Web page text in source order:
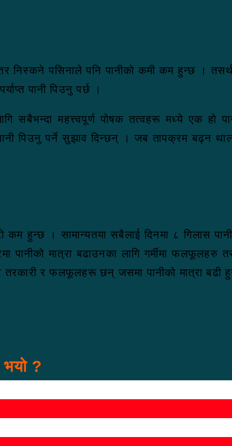
निस्कने पसिनाले पनि पानीको कमी कम हुन्छ ।
पानी पिउनु पर्छ ।
लागि सबैभन्दा महत्त्वपूर्ण पोषक तत्वहरू मध्ये एक
पानी पिउनु पर्ने सुझाव दिन्छन् । जब तापक्रम बढ्न
कम हुन्छ । सामान्यतया सबैलाई दिनमा ८ गिलास
पानीको मात्रा बढाउनका लागि गर्मीमा
र फलफूलहरू छन् जसमा पानीको मात्रा बढी
?